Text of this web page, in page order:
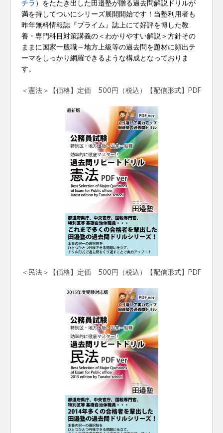
チラ ）をたたき出した田邉塾が贈る過去問解説ドリルが
満を持してついにシリーズ展開開始です！当塾利用者も
昨年無料情報誌『プライム』誌上にて好評を博した教
養・専門科目対策講義の＜わかりやすい解説＞方針その
ままに国家一般職～地方上級等の過去問を題材に頻出テ
ーマをしっかり網羅できるような構成となっておりま
す。
＜憲法＞【価格】定価 500円（税込）【配信形式】PDF
＜民法＞【価格】定価 500円（税込）【配信形式】PDF